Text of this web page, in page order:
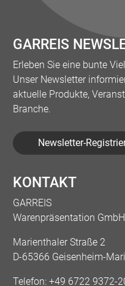
GARREIS
Erleben Sie eine bunte
Unser Newsletter
aktuelle Produkte,
Branche.
Newsletter-
KONTAKT
GARREIS
Warenpräsentation
Marienthaler Straße 2
D-65366 Geisenheim-
Telefon: +49 6722 9372-